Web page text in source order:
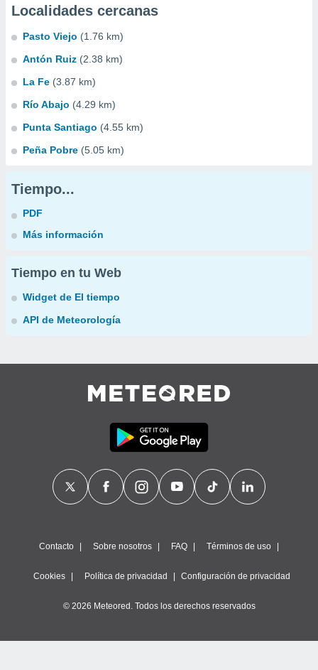
Localidades cercanas
Pasto Viejo (1.76 km)
Antón Ruiz (2.38 km)
La Fe (3.87 km)
Río Abajo (4.29 km)
Punta Santiago (4.55 km)
Peña Pobre (5.05 km)
Tiempo...
PDF
Más información
Tiempo en tu Web
Widget de El tiempo
API de Meteorología
Contacto Sobre nosotros FAQ Términos de uso
Cookies Política de privacidad Configuración de privacidad
© 2026 Meteored. Todos los derechos reservados